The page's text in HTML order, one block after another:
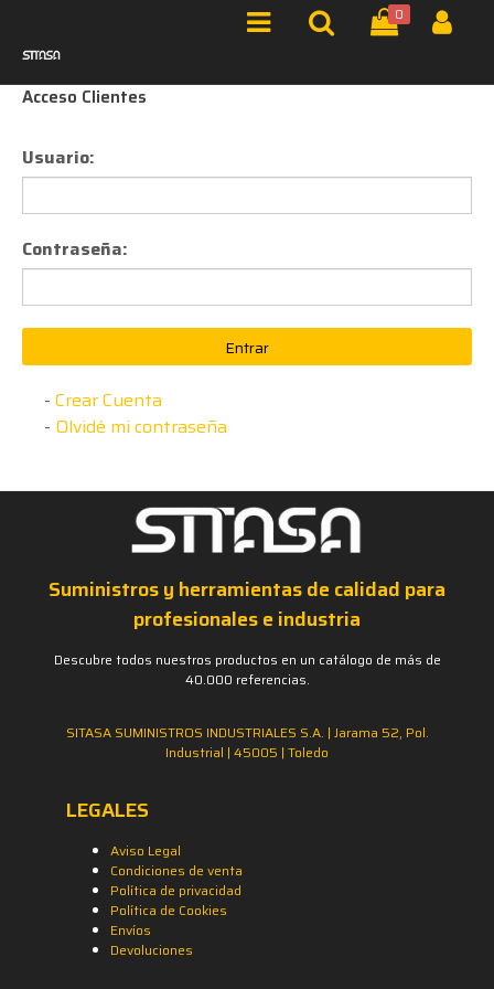
0
Acceso Clientes
Usuario:
Contraseña:
Entrar
- Crear Cuenta
- Olvidé mi contraseña
Suministros y herramientas de calidad para
profesionales e industria
Descubre todos nuestros productos en un catálogo de más de
40.000 referencias.
SITASA SUMINISTROS INDUSTRIALES S.A. | Jarama 52, Pol.
Industrial | 45005 | Toledo
LEGALES
Aviso Legal
Condiciones de venta
Política de privacidad
Política de Cookies
Envíos
Devoluciones